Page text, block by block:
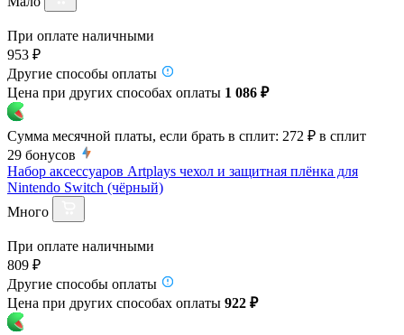
При оплате наличными
953 ₽
Другие способы оплаты
Цена при других способах оплаты 1 086 ₽
Сумма месячной платы, если брать в сплит: 272 ₽ в сплит
29 бонусов
Набор аксессуаров Artplays чехол и защитная плёнка для
Nintendo Switch (чёрный)
Много
При оплате наличными
809 ₽
Другие способы оплаты
Цена при других способах оплаты 922 ₽